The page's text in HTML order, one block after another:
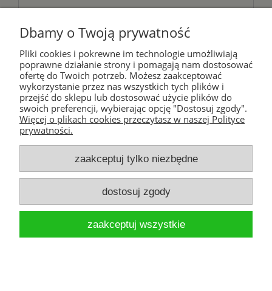
Orteza kompresyjna
przedramienia z ujęciem kciuka
PCO-A-02 - REH4MAT
281,75 zł
do koszyka
Warunki zakupów
Moje konto
Informacje o sklepie
Dbamy o Twoją prywatność
Pliki cookies i pokrewne im technologie umożliwiają
poprawne działanie strony i pomagają nam dostosować
ofertę do Twoich potrzeb. Możesz zaakceptować
wykorzystanie przez nas wszystkich tych plików i
przejść do sklepu lub dostosować użycie plików do
swoich preferencji, wybierając opcję "Dostosuj zgody".
Więcej o plikach cookies przeczytasz w naszej Polityce
prywatności.
zaakceptuj tylko niezbędne
dostosuj zgody
zaakceptuj wszystkie